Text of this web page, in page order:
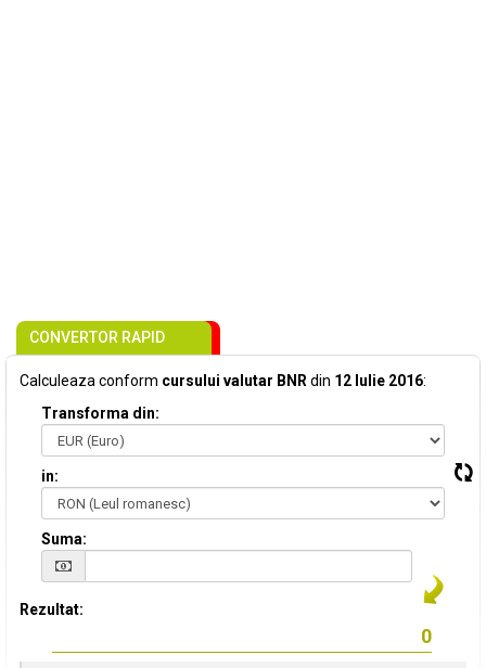
CONVERTOR RAPID
Calculeaza conform cursului valutar BNR din 12 Iulie 2016:
Transforma din:
in:
Suma:
Rezultat: